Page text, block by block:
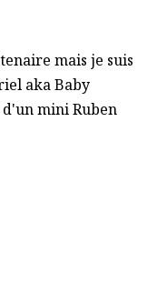
mais je suis
aka Baby
mini Ruben